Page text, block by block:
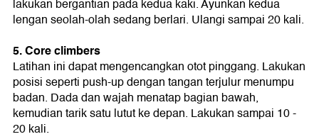
lakukan bergantian pada kedua kaki. Ayunkan kedua
lengan seolah-olah sedang berlari. Ulangi sampai 20 kali.
5. Core climbers
Latihan ini dapat mengencangkan otot pinggang. Lakukan
posisi seperti push-up dengan tangan terjulur menumpu
badan. Dada dan wajah menatap bagian bawah,
kemudian tarik satu lutut ke depan. Lakukan sampai 10 -
20 kali.